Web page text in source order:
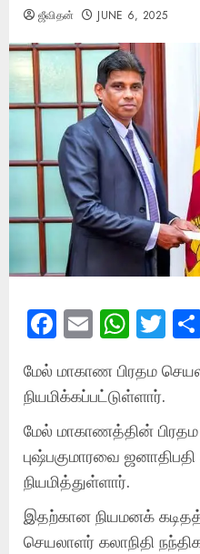
ஜீவிதன் JUNE 6, 2025
Facebook
Email
மேல் மாகாண பிரதம
நியமிக்கப்பட்டுள்ளார்.
மேல் மாகாணத்தின்
புஷ்பகுமாரவை
நியமித்துள்ளார்.
இதற்கான நியமனக்
செயலாளர் கலாநிதி